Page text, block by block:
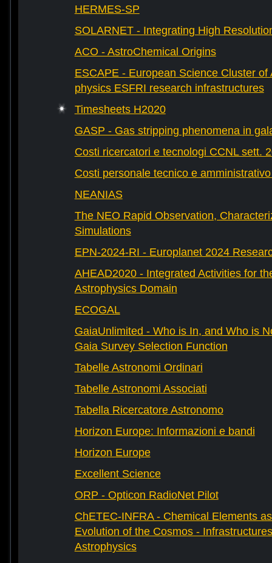
HERMES-SP
SOLARNET - Integrating High
ACO - AstroChemical Origins
ESCAPE - European Science Cluster of
physics ESFRI research infrastructures
Timesheets H2020
GASP - Gas stripping phenomena in
Costi ricercatori e tecnologi CCNL sett.
Costi personale tecnico e
NEANIAS
The NEO Rapid Observation,
Simulations
EPN-2024-RI - Europlanet 2024
AHEAD2020 - Integrated Activities for
Astrophysics Domain
ECOGAL
GaiaUnlimited - Who is In, and Who is
Gaia Survey Selection Function
Tabelle Astronomi Ordinari
Tabelle Astronomi Associati
Tabella Ricercatore Astronomo
Horizon Europe: Informazioni e bandi
Horizon Europe
Excellent Science
ORP - Opticon RadioNet Pilot
ChETEC-INFRA - Chemical Elements
Evolution of the Cosmos -
Astrophysics